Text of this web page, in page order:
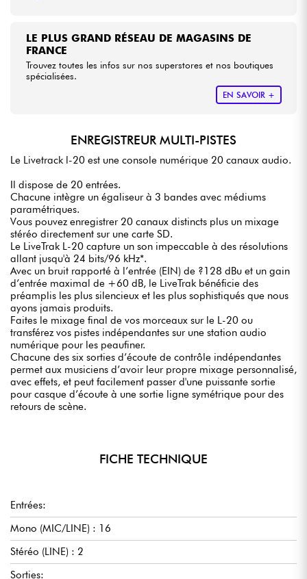
LE PLUS GRAND RÉSEAU DE MAGASINS DE
FRANCE
Trouvez toutes les infos sur nos superstores et nos boutiques
spécialisées.
EN SAVOIR +
ENREGISTREUR MULTI-PISTES
Le Livetrack l-20 est une console numérique 20 canaux audio.
Il dispose de 20 entrées.
Chacune intègre un égaliseur à 3 bandes avec médiums
paramétriques.
Vous pouvez enregistrer 20 canaux distincts plus un mixage
stéréo directement sur une carte SD.
Le LiveTrak L-20 capture un son impeccable à des résolutions
allant jusqu'à 24 bits/96 kHz*.
Avec un bruit rapporté à l’entrée (EIN) de ?128 dBu et un gain
d’entrée maximal de +60 dB, le LiveTrak bénéficie des
préamplis les plus silencieux et les plus sophistiqués que nous
ayons jamais produits.
Faites le mixage final de vos morceaux sur le L-20 ou
transférez vos pistes indépendantes sur une station audio
numérique pour les peaufiner.
Chacune des six sorties d’écoute de contrôle indépendantes
permet aux musiciens d’avoir leur propre mixage personnalisé,
avec effets, et peut facilement passer d'une puissante sortie
pour casque d’écoute à une sortie ligne symétrique pour des
retours de scène.
FICHE TECHNIQUE
Entrées:
Mono (MIC/LINE) : 16
Stéréo (LINE) : 2
Sorties: